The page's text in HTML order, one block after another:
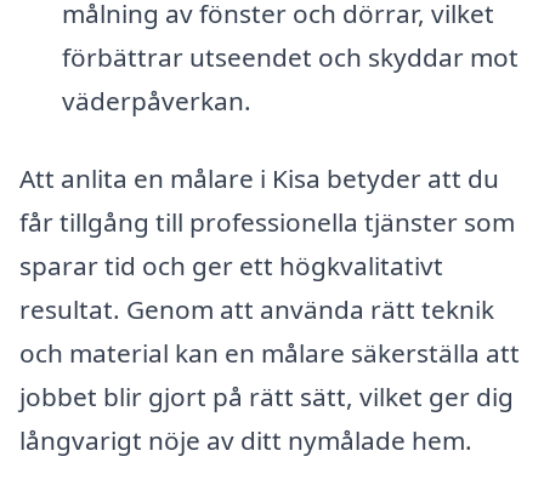
målning av fönster och dörrar, vilket
förbättrar utseendet och skyddar mot
väderpåverkan.
Att anlita en målare i Kisa betyder att du
får tillgång till professionella tjänster som
sparar tid och ger ett högkvalitativt
resultat. Genom att använda rätt teknik
och material kan en målare säkerställa att
jobbet blir gjort på rätt sätt, vilket ger dig
långvarigt nöje av ditt nymålade hem.